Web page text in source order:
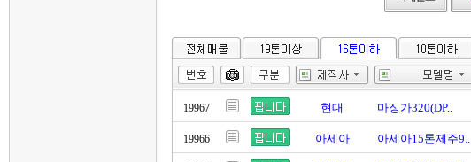
19967 현대 마징가320(DP..
19966 아세아 아세아15톤제주9..